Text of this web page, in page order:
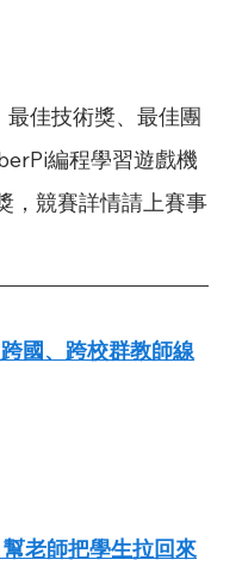
編程學習遊戲機
，競賽詳情請上賽事
國、跨校群教師線
老師把學生拉回來